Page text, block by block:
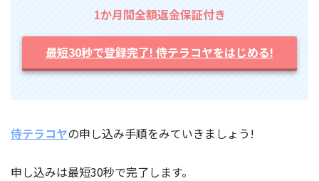
1か月間全額返金保証付き
最短30秒で登録完了! 侍テラコヤをはじめる!
侍テラコヤの申し込み手順をみていきましょう!
申し込みは最短30秒で完了します。